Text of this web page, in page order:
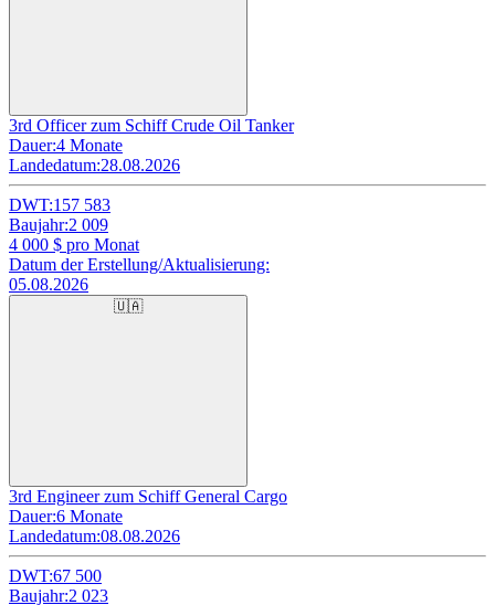
3rd Officer zum Schiff Crude Oil Tanker
Dauer:4 Monate
Landedatum:28.08.2026
DWT:157 583
Baujahr:2 009
4 000 $ pro Monat
Datum der Erstellung/Aktualisierung:
05.08.2026
🇺🇦
3rd Engineer zum Schiff General Cargo
Dauer:6 Monate
Landedatum:08.08.2026
DWT:67 500
Baujahr:2 023